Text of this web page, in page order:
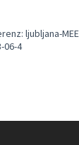
ljubljana-
06-4